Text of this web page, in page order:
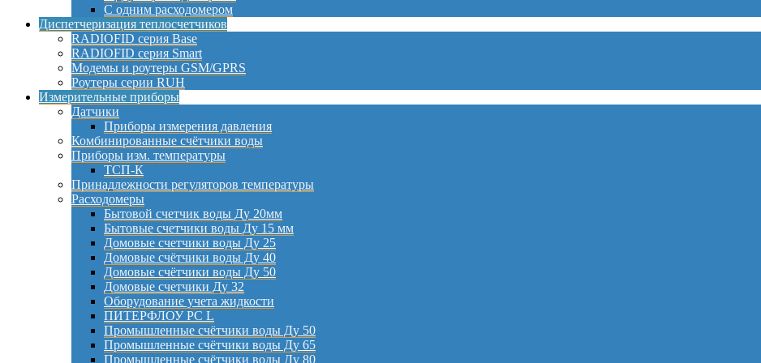
С одним расходомером
Диспетчеризация теплосчетчиков
RADIOFID серия Base
RADIOFID серия Smart
Модемы и роутеры GSM/GPRS
Роутеры серии RUH
Измерительные приборы
Датчики
Приборы измерения давления
Комбинированные счётчики воды
Приборы изм. температуры
ТСП-К
Принадлежности регуляторов температуры
Расходомеры
Бытовой счетчик воды Ду 20мм
Бытовые счетчики воды Ду 15 мм
Домовые счетчики воды Ду 25
Домовые счётчики воды Ду 40
Домовые счётчики воды Ду 50
Домовые счетчики Ду 32
Оборудование учета жидкости
ПИТЕРФЛОУ РС L
Промышленные счётчики воды Ду 50
Промышленные счётчики воды Ду 65
Промышленные счётчики воды Ду 80